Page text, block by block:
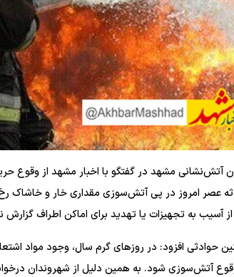
آتش‌نشانی مشهد در گفتگو با اخبار مشهد از وقوع
عصر امروز در پی آتش‌سوزی مقداری خار و خاشاک
آسیب به تجهیزات یا تهدید برای اماکن اطراف
حوادثی افزود: در روزهای گرم سال، وجود مواد
آتش‌سوزی شود. به همین دلیل از شهروندان